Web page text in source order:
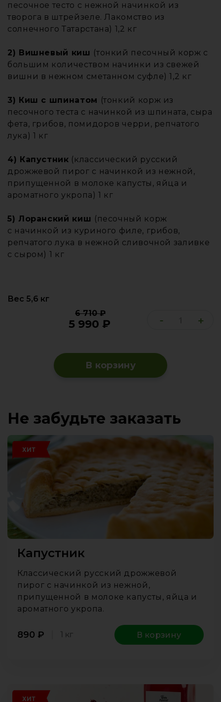
песочное тесто с нежной начинкой из
творога в штрейзеле. Лакомство из
солнечного Татарстана) 1,2 кг
2) Вишневый киш (тонкий песочный корж с
большим количеством начинки из свежей
вишни в нежном сметанном суфле) 1,2 кг
3) Киш с шпинатом (тонкий корж из
песочного теста с начинкой из шпината, сыра
фета, грибов, помидоров черри, репчатого
лука) 1 кг
4) Капустник (классический русский
дрожжевой пирог с начинкой из нежной,
припущенной в молоке капусты, яйца и
ароматного укропа) 1 кг
5) Лоранский киш (песочный корж
с начинкой из куриного филе, грибов,
репчатого лука в нежной сливочной заливке
с сыром) 1 кг
Вес 5,6 кг
6 710 ₽
5 990 ₽ - +
В корзину
Не забудьте заказать
ХИТ
Капустник
Классический русский дрожжевой
пирог с начинкой из нежной,
припущенной в молоке капусты, яйца и
ароматного укропа.
890 ₽ 1 кг В корзину
ХИТ